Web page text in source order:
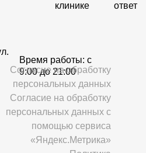
клинике
ответ
Время работы: c
9:00 до 21:00
Согласие на обработку
персональных данных
Согласие на обработку
персональных данных с
помощью сервиса
«Яндекс.Метрика»